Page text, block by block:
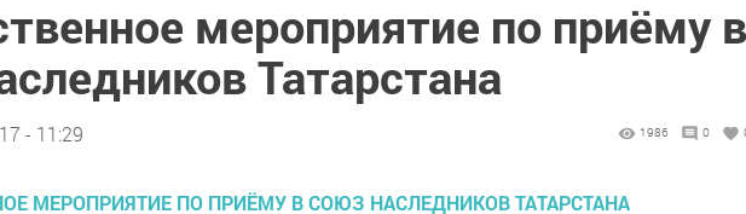
мероприятие по приёму в
Татарстана
- 11:29 1986 0